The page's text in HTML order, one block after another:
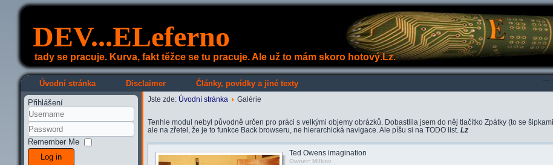
DEV...ELeferno
tady se pracuje. Kurva, fakt těžce se tu pracuje. Ale už to mám skoro hotový.Lz.
Úvodní stránka Disclaimer Články, povídky a jiné texty
Přihlášení
Remember Me
Log in
Jste zde: Úvodní stránka Galérie
Tenhle modul nebyl původně určen pro práci s velkými objemy obrázků. Dobastlila jsem do něj tlačítko Zpátky (to se
ale na zřetel, že je to funkce Back browseru, ne hierarchická navigace. Ale píšu si na TODO list. Lz
Ted Owens imagination
Owner: Milkov